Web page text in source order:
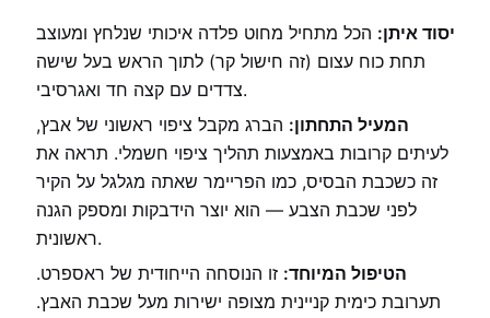
יסוד איתן: הכל מתחיל מחוט פלדה איכותי שנלחץ ומעוצב
תחת כוח עצום (זה חישול קר) לתוך הראש בעל שישה
צדדים עם קצה חד ואגרסיבי.
המעיל התחתון: הברג מקבל ציפוי ראשוני של אבץ,
לעיתים קרובות באמצעות תהליך ציפוי חשמלי. תראה את
זה כשכבת הבסיס, כמו הפריימר שאתה מגלגל על הקיר
לפני שכבת הצבע — הוא יוצר הידבקות ומספק הגנה
ראשונית.
הטיפול המיוחד: זו הנוסחה הייחודית של ראספרט.
תערובת כימית קניינית מצופה ישירות מעל שכבת האבץ.